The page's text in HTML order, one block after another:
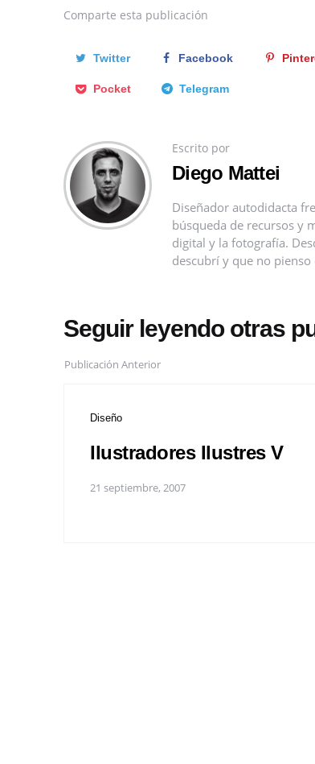
Comparte esta publicación
Twitter Facebook
Pocket Telegram
Escrito por
Diego Mattei
Diseñador autodidacta
búsqueda de recursos y
digital y la fotografía.
descubrí y que no pienso
Seguir leyendo otras
Publicación Anterior
Diseño
Ilustradores Ilustres V
21 septiembre, 2007